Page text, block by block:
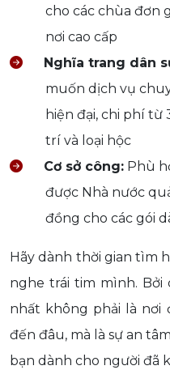
cho các chùa đơn
nơi cao cấp
Nghĩa trang dân
muốn dịch vụ
hiện đại, chi phí từ
trí và loại hộc
Cơ sở công: Phù
được Nhà nước
đồng cho các gói
Hãy dành thời gian tìm
nghe trái tim mình.
nhất không phải là nơi
đến đâu, mà là sự an
bạn dành cho người đã